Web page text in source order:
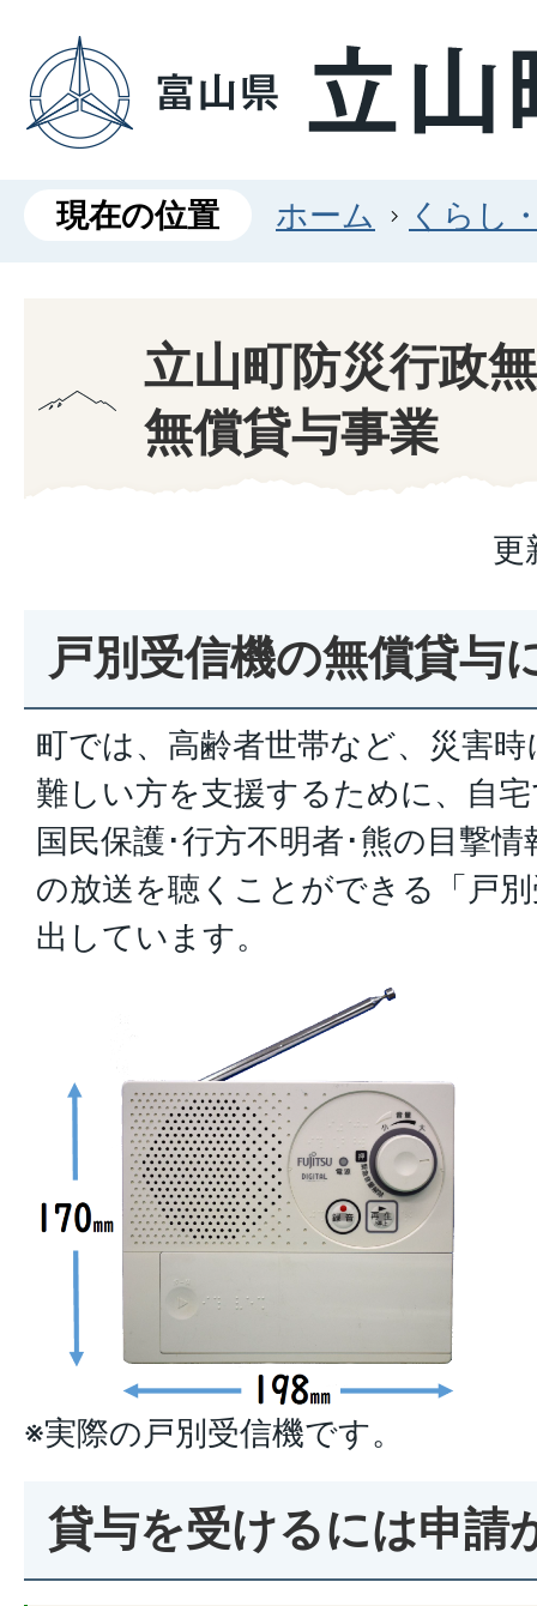
現在の位置 ホーム くらし
立山町防災行政
無償貸与事業
更
戸別受信機の無償貸与
町では、高齢者世帯など、災害
難しい方を支援するために、自
国民保護･行方不明者･熊の目撃
の放送を聴くことができる「戸
出しています。
※実際の戸別受信機です。
貸与を受けるには申請